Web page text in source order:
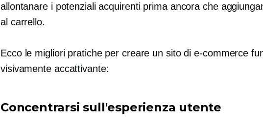
allontanare i potenziali acquirenti prima ancora che
al carrello.
Ecco le migliori pratiche per creare un sito di e-commerce
visivamente accattivante:
Concentrarsi sull'esperienza utente